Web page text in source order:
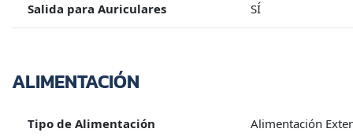
Salida para Auriculares SÍ
ALIMENTACIÓN
Tipo de Alimentación Alimentación